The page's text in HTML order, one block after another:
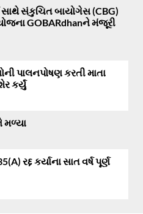
સાથે સંકુચિત બાયોગેસ (CBG)
GOBARdhanને મંજૂરી
પાલનપોષણ કરતી માતા
કર્યું
મળ્યા
રદ્દ કર્યાના સાત વર્ષ પૂર્ણ